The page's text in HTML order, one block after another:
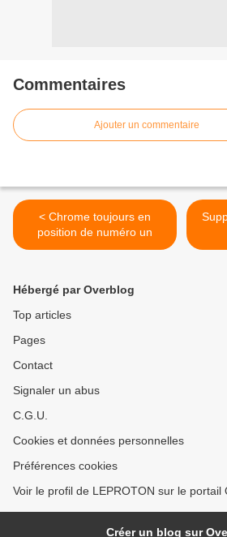
Commentaires
Ajouter un commentaire
< Chrome toujours en
position de numéro un
Hébergé par Overblog
Top articles
Pages
Contact
Signaler un abus
C.G.U.
Cookies et données personnelles
Préférences cookies
Voir le profil de LEPROTON sur le portail
Créer un blog sur